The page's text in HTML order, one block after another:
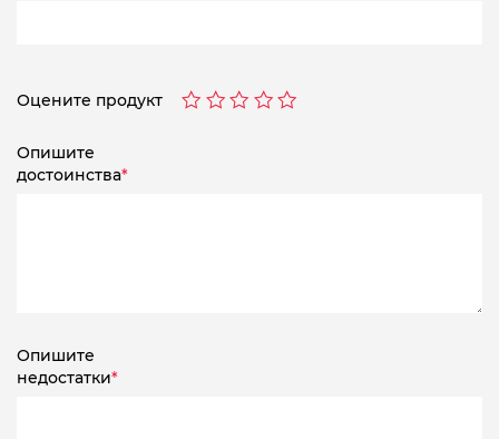
Оцените продукт
Опишите
достоинства*
Опишите
недостатки*